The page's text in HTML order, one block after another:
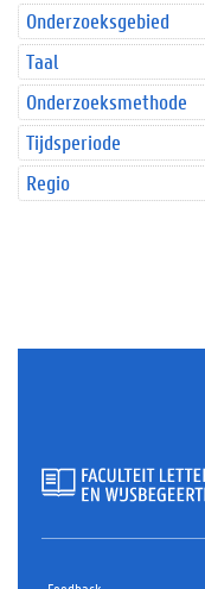
Onderzoeksgebied
Taal
Onderzoeksmethode
Tijdsperiode
Regio